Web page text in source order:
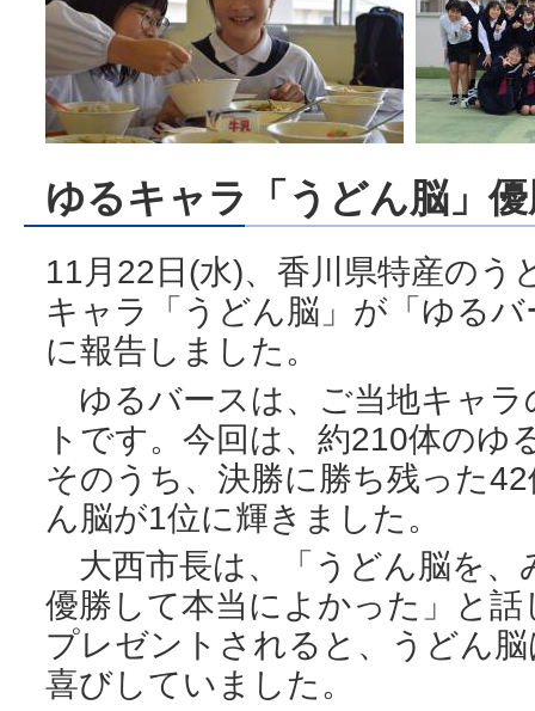
ゆるキャラ「うどん脳」
11月22日(水)、香川県特産の
キャラ「うどん脳」が「ゆる
に報告しました。
ゆるバースは、ご当地キャラ
トです。今回は、約210体の
そのうち、決勝に勝ち残った
ん脳が1位に輝きました。
大西市長は、「うどん脳を、
優勝して本当によかった」と
プレゼントされると、うどん
喜びしていました。